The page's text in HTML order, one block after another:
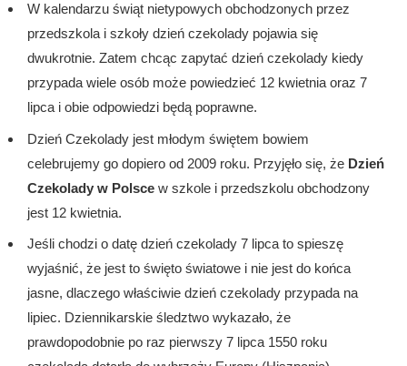
W kalendarzu świąt nietypowych obchodzonych przez
przedszkola i szkoły dzień czekolady pojawia się
dwukrotnie. Zatem chcąc zapytać dzień czekolady kiedy
przypada wiele osób może powiedzieć 12 kwietnia oraz 7
lipca i obie odpowiedzi będą poprawne.
Dzień Czekolady jest młodym świętem bowiem
celebrujemy go dopiero od 2009 roku. Przyjęło się, że Dzień
Czekolady w Polsce w szkole i przedszkolu obchodzony
jest 12 kwietnia.
Jeśli chodzi o datę dzień czekolady 7 lipca to spieszę
wyjaśnić, że jest to święto światowe i nie jest do końca
jasne, dlaczego właściwie dzień czekolady przypada na
lipiec. Dziennikarskie śledztwo wykazało, że
prawdopodobnie po raz pierwszy 7 lipca 1550 roku